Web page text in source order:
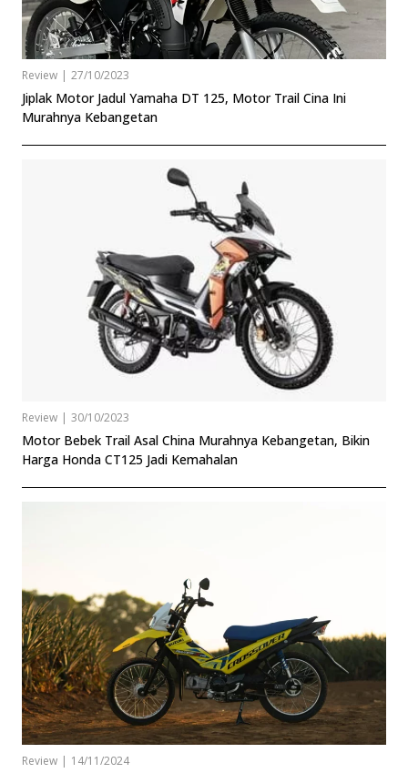
Review | 27/10/2023
Jiplak Motor Jadul Yamaha DT 125, Motor Trail Cina Ini
Murahnya Kebangetan
Review | 30/10/2023
Motor Bebek Trail Asal China Murahnya Kebangetan, Bikin
Harga Honda CT125 Jadi Kemahalan
Review | 14/11/2024